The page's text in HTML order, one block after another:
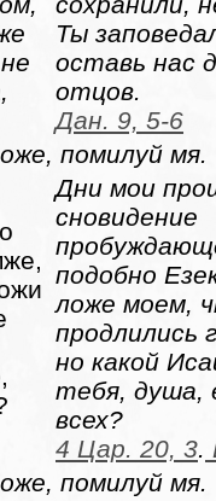
Ты
оставь нас
отцов.
Дан. 9, 5-6
помилуй мя.
Дни мои
сновидение
подобно
ложе моем,
продлились
но какой
тебя, душа,
всех?
4 Цар. 20, 3.
помилуй мя.